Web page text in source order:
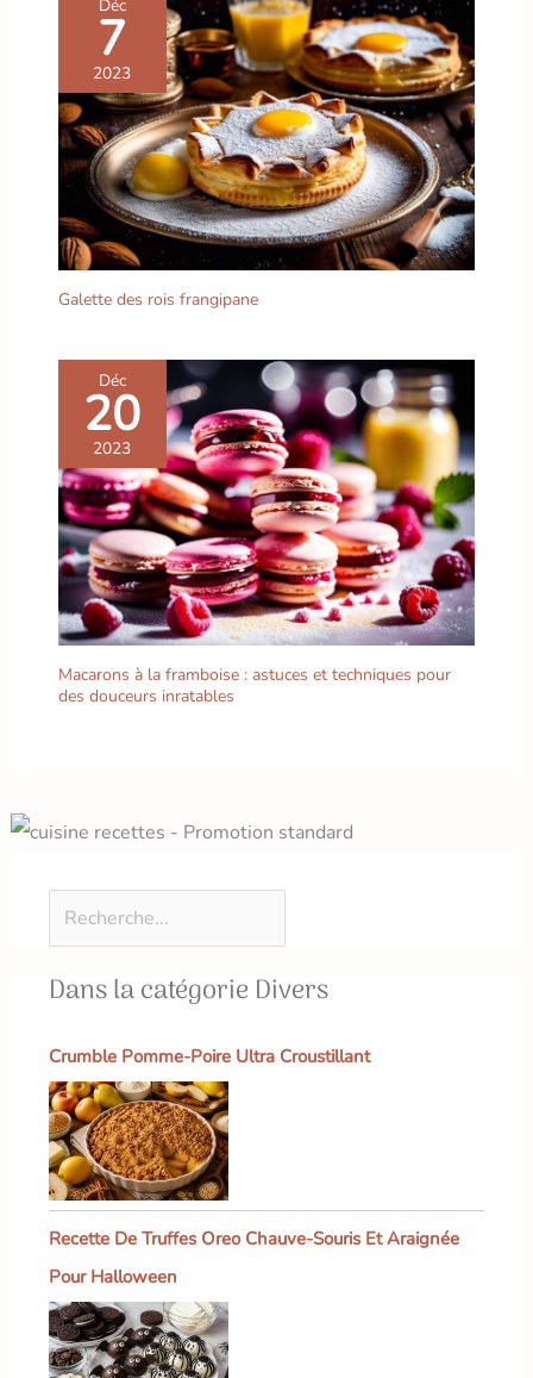
résistance au micro-
ondes et au lave-
vaisselle en font des
ustensiles de cuisine
indispensables.
Design moderne avec
caractère : choisissez
entre des motifs blancs
classiques, amusants ou
uni. Ces assiettes rondes
s’intègrent parfaitement à
toute décoration de table,
italien spécial.
Peu
encombrant et pratique :
les assiettes sont
empilables et donc
idéales pour un
rangement peu
encombrant dans la
cuisine. Ils sont un
accessoire indispensable
pour toute cuisine, en
particulier lorsqu'il s'agit
de présenter les plats
italiens avec style.
Déc
7
2023
Galette des rois frangipane
Déc
20
2023
Macarons à la framboise : astuces et techniques pour
des douceurs inratables
Dans la catégorie Divers
Crumble Pomme-Poire Ultra Croustillant
Recette De Truffes Oreo Chauve-Souris Et Araignée
Pour Halloween